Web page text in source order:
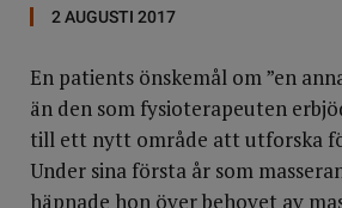
2 AUGUSTI 2017
En patients önskemål om ”en
än den som fysioterapeuten
till ett nytt område att utforska
Under sina första år som
häpnade hon över behovet av